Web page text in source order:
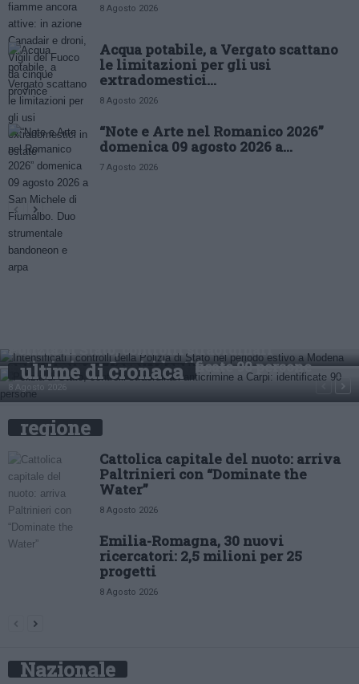
8 Agosto 2026
Acqua potabile, a Vergato scattano
le limitazioni per gli usi
extradomestici...
8 Agosto 2026
“Note e Arte nel Romanico 2026”
domenica 09 agosto 2026 a...
7 Agosto 2026
ultime di cronaca
8 Agosto 2026
Polizia di Stato, controlli straordinari
anticrimine a Carpi: identificate 90 persone
8 Agosto 2026
regione
Cattolica capitale del nuoto: arriva
Paltrinieri con “Dominate the
Water”
8 Agosto 2026
Emilia-Romagna, 30 nuovi
ricercatori: 2,5 milioni per 25
progetti
8 Agosto 2026
Nazionale